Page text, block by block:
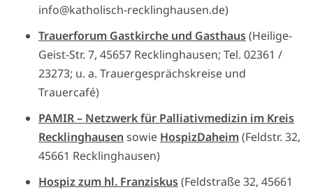
info@katholisch-recklinghausen.de)
Trauerforum Gastkirche und Gasthaus(Heilige-
Geist-Str. 7, 45657 Recklinghausen; Tel. 02361 /
23273; u. a. Trauergesprächskreise und
Trauercafé)
PAMIR – Netzwerk für Palliativmedizin im Kreis
Recklinghausen sowie HospizDaheim(Feldstr. 32,
45661 Recklinghausen)
Hospiz zum hl. Franziskus(Feldstraße 32, 45661